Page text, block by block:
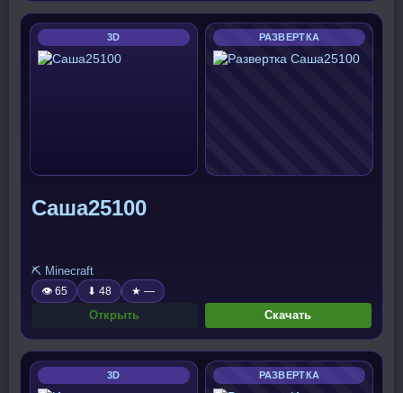
3D РАЗВЕРТКА
Саша25100
⛏️ Minecraft
👁 65 ⬇ 48 ★ —
Открыть Скачать
3D РАЗВЕРТКА